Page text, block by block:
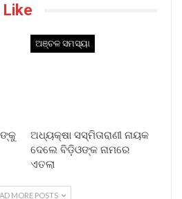
Like
ଅଞ୍ଚଳ ସମସ୍ୟା
ଅଧ୍ୟକ୍ଷା ସସ୍ମିତାରାଣୀ ନାୟକ
ଦେଲେ ବିଡ଼ିଓଙ୍କ ନାମରେ
ଏତଲା
MORE POSTS